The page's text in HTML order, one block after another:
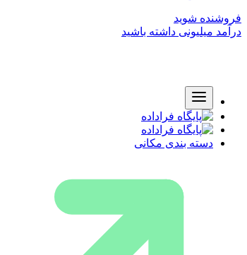
فروشنده شوید
درآمد میلیونی داشته باشید
دسته بندی مکانی